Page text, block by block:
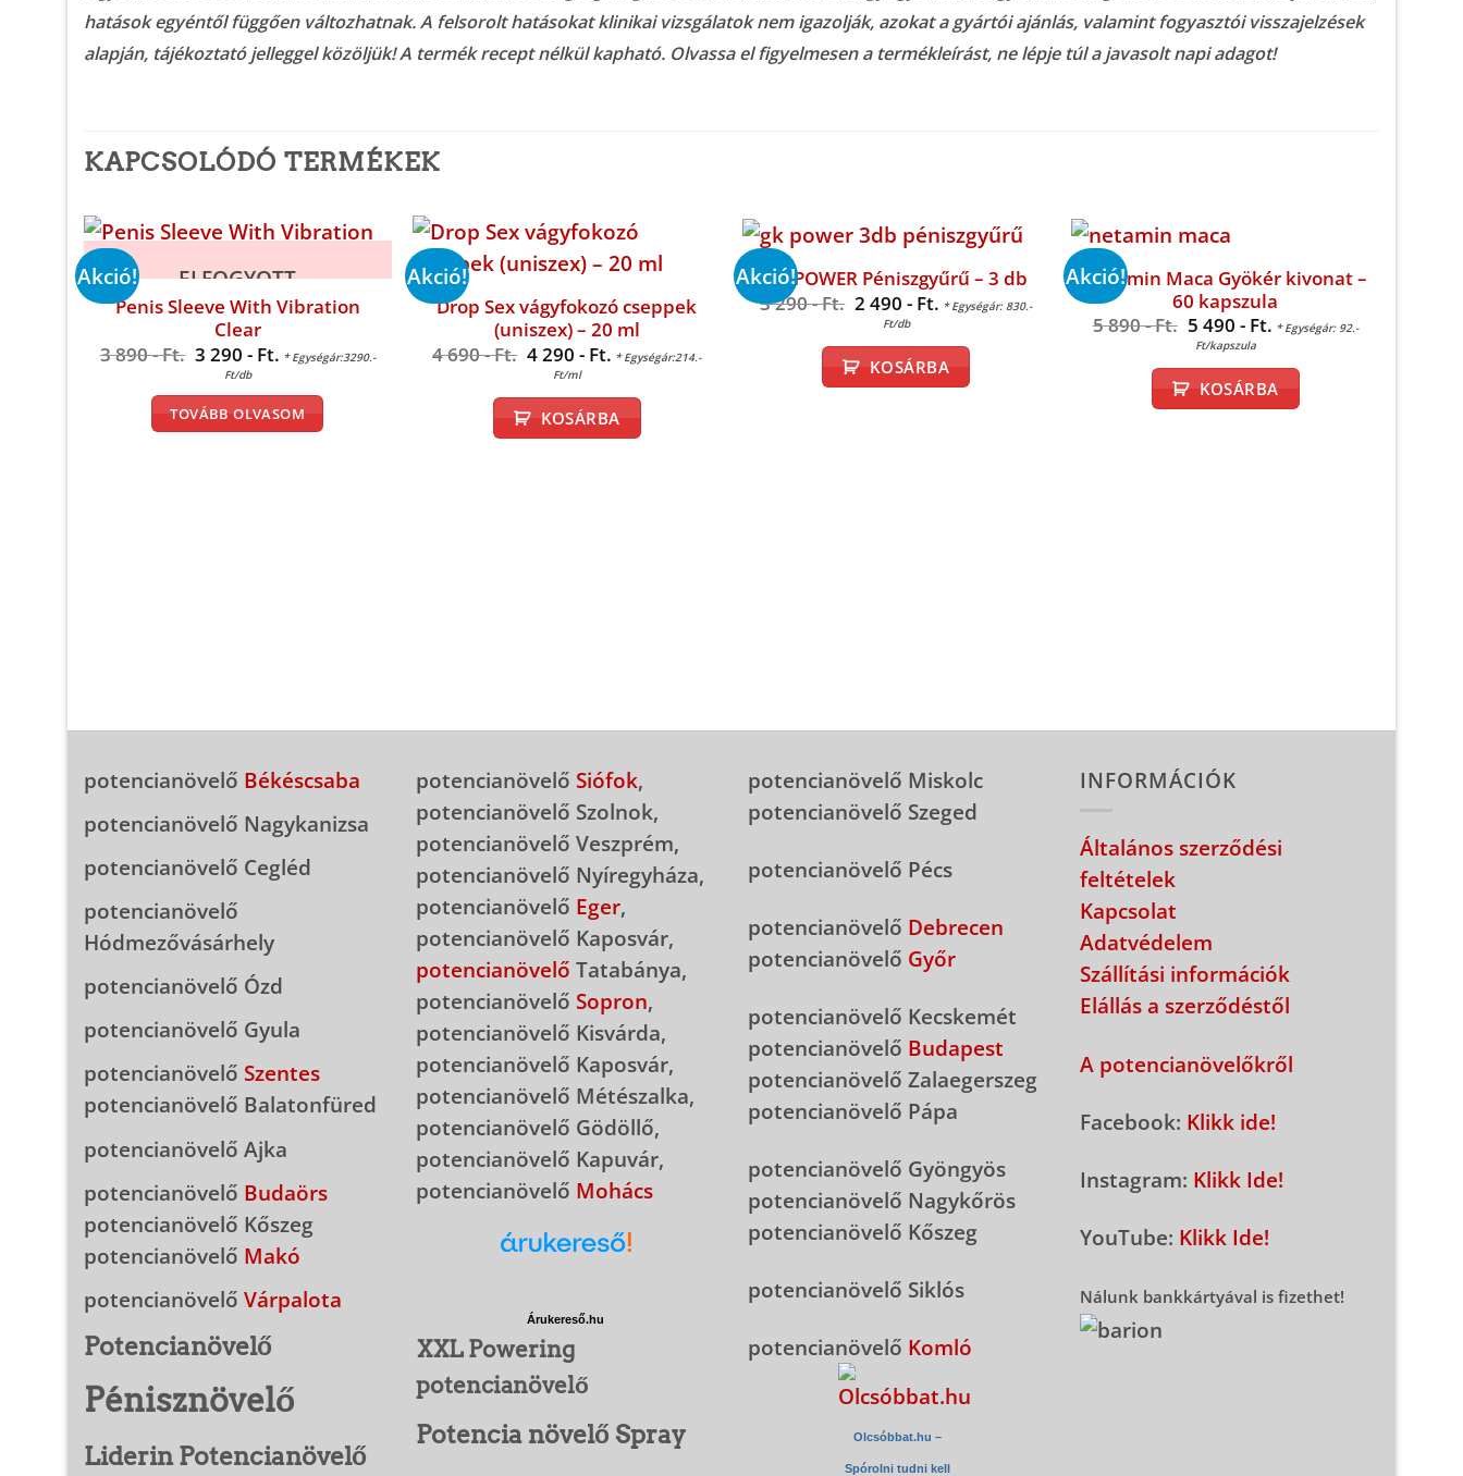
hatások egyéntől függően változhatnak. A felsorolt hatásokat klinikai vizsgálatok nem igazolják, azokat a gyártói ajánlás, valamint fogyasztói visszajelzések
alapján, tájékoztató jelleggel közöljük! A termék recept nélkül kapható. Olvassa el figyelmesen a termékleírást, ne lépje túl a javasolt napi adagot!
KAPCSOLÓDÓ TERMÉKEK
Akció! ELFOGYOTT
Penis Sleeve With Vibration
Clear
3 890- Ft. Original
price
3
890 -
Ft..
3 290 - Ft.Current
price
3
290 -
Ft..
* Egységár:3290.-
Ft/db
TOVÁBB OLVASOM
Akció!
Drop Sex vágyfokozó cseppek
(uniszex) – 20 ml
4 690- Ft. Original
price
4
690 -
Ft..
4 290- Ft. Current
price
4
290 -
Ft..
* Egységár:214.-
Ft/ml
KOSÁRBA
Akció!GK POWER Péniszgyűrű – 3 db
3 290- Ft. Original
price
3
290 -
Ft..
2 490- Ft. Current
price
2
490 -
Ft..
* Egységár: 830.-
Ft/db
KOSÁRBA
Akció!
Netamin Maca Gyökér kivonat –
60 kapszula
5 890- Ft. Original
price
was:
5
890 -
Ft..
5 490 - Ft.Current
price
5
490 -
Ft..
* Egységár: 92.-
Ft/kapszula
KOSÁRBA
potencianövelő Békéscsaba
potencianövelő Nagykanizsa
potencianövelő Cegléd
potencianövelő
Hódmezővásárhely
potencianövelő Ózd
potencianövelő Gyula
potencianövelő Szentes
potencianövelő Balatonfüred
potencianövelő Ajka
potencianövelő Budaörs
potencianövelő Kőszeg
potencianövelő Makó
potencianövelő Várpalota
Potencianövelő
Pénisznövelő
Liderin Potencianövelő
potencianövelő Siófok,
potencianövelő Szolnok,
potencianövelő Veszprém,
potencianövelő Nyíregyháza,
potencianövelő Eger,
potencianövelő Kaposvár,
potencianövelő Tatabánya,
potencianövelő Sopron,
potencianövelő Kisvárda,
potencianövelő Kaposvár,
potencianövelő Métészalka,
potencianövelő Gödöllő,
potencianövelő Kapuvár,
potencianövelő Mohács
Árukereső.hu
XXL Powering
potencianövelő
Potencia növelő Spray
potencianövelő Miskolc
potencianövelő Szeged
potencianövelő Pécs
potencianövelő Debrecen
potencianövelő Győr
potencianövelő Kecskemét
potencianövelő Budapest
potencianövelő Zalaegerszeg
potencianövelő Pápa
potencianövelő Gyöngyös
potencianövelő Nagykőrös
potencianövelő Kőszeg
potencianövelő Siklós
potencianövelő Komló
Olcsóbbat.hu –
Spórolni tudni kell
INFORMÁCIÓK
Általános szerződési
feltételek
Kapcsolat
Adatvédelem
Szállítási információk
Elállás a szerződéstől
A potencianövelőkről
Facebook: Klikk ide!
Instagram: Klikk Ide!
YouTube: Klikk Ide!
Nálunk bankkártyával is fizethet!